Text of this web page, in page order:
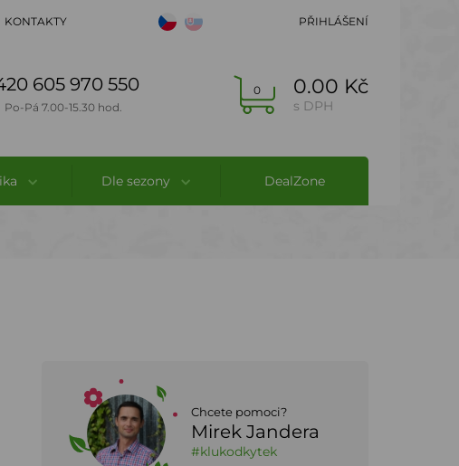
KONTAKTY PŘIHLÁŠENÍ
605 970 550
Po-Pá 7.00-15.30 hod.
0 0.00 Kč
s DPH
Dle sezony DealZone
Chcete pomoci?
Mirek Jandera
#klukodkytek